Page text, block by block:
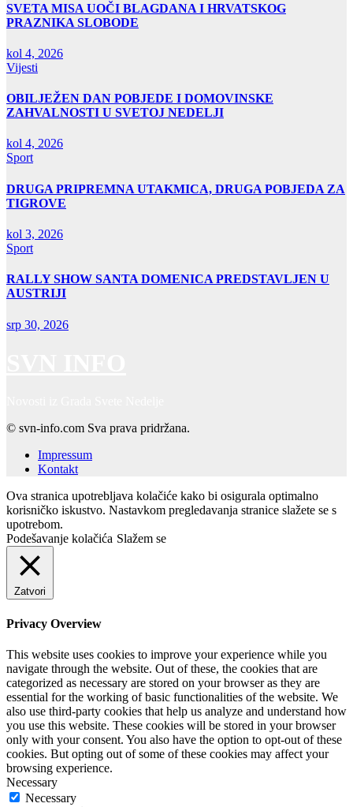
SVETA MISA UOČI BLAGDANA I HRVATSKOG
PRAZNIKA SLOBODE
kol 4, 2026
Vijesti
OBILJEŽEN DAN POBJEDE I DOMOVINSKE
ZAHVALNOSTI U SVETOJ NEDELJI
kol 4, 2026
Sport
DRUGA PRIPREMNA UTAKMICA, DRUGA POBJEDA ZA
TIGROVE
kol 3, 2026
Sport
RALLY SHOW SANTA DOMENICA PREDSTAVLJEN U
AUSTRIJI
srp 30, 2026
© svn-info.com Sva prava pridržana.
Impressum
Kontakt
Ova stranica upotrebljava kolačiće kako bi osigurala optimalno
korisničko iskustvo. Nastavkom pregledavanja stranice slažete se s
upotrebom.
Podešavanje kolačića Slažem se
Zatvori
Privacy Overview
This website uses cookies to improve your experience while you
navigate through the website. Out of these, the cookies that are
categorized as necessary are stored on your browser as they are
essential for the working of basic functionalities of the website. We
also use third-party cookies that help us analyze and understand how
you use this website. These cookies will be stored in your browser
only with your consent. You also have the option to opt-out of these
cookies. But opting out of some of these cookies may affect your
browsing experience.
Necessary
Necessary